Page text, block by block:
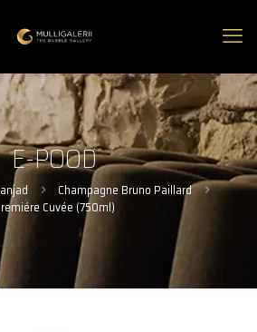
E-POOD
Champagne Bruno Paillard
Cuvée (750ml)